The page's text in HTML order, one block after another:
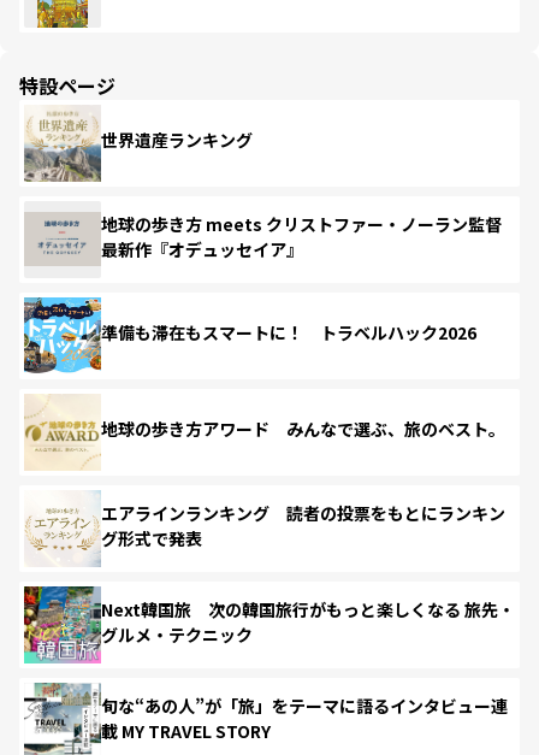
特設ページ
世界遺産ランキング
地球の歩き方 meets クリストファー・ノーラン監督
最新作『オデュッセイア』
準備も滞在もスマートに！ トラベルハック2026
地球の歩き方アワード みんなで選ぶ、旅のベスト。
エアラインランキング 読者の投票をもとにランキン
グ形式で発表
Next韓国旅 次の韓国旅行がもっと楽しくなる 旅先・
グルメ・テクニック
旬な“あの人”が「旅」をテーマに語るインタビュー連
載 MY TRAVEL STORY